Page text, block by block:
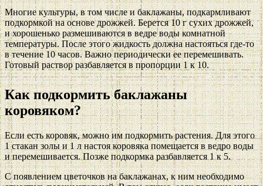
Многие культуры, в том числе и баклажаны, подкармливают
подкормкой на основе дрожжей. Берется 10 г сухих дрожжей,
и хорошенько размешиваются в ведре воды комнатной
температуры. После этого жидкость должна настояться где-то
в течение 10 часов. Важно периодически ее перемешивать.
Готовый раствор разбавляется в пропорции 1 к 10.
Как подкормить баклажаны
коровяком?
Если есть коровяк, можно им подкормить растения. Для этого
1 стакан золы и 1 л настоя коровяка помещается в ведро воды
и перемешивается. Позже подкормка разбавляется 1 к 5.
С появлением цветочков на баклажанах, к ним необходимо